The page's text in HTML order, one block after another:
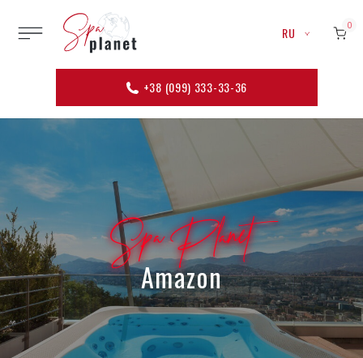
+38 (099) 333-33-36
RU 0
Spa Planet
Amazon